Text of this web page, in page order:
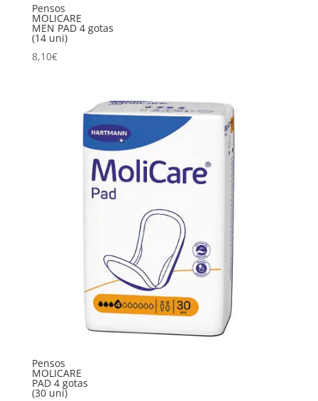
Pensos
MOLICARE
MEN PAD 4 gotas
(14 uni)
8,10€
Pensos
MOLICARE
PAD 4 gotas
(30 uni)